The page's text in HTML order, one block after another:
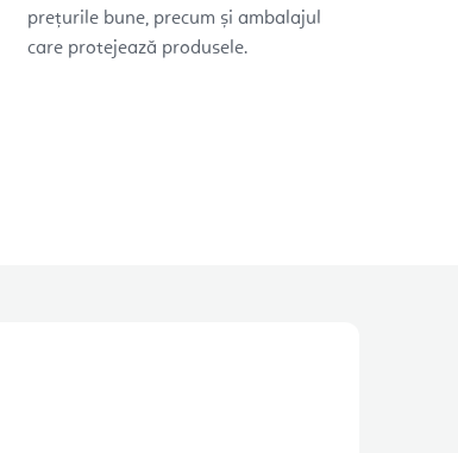
prețurile bune, precum și ambalajul
care protejează produsele.